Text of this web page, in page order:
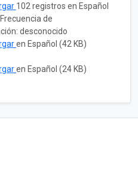
102 registros en Español
de
desconocido
en Español (42 KB)
en Español (24 KB)